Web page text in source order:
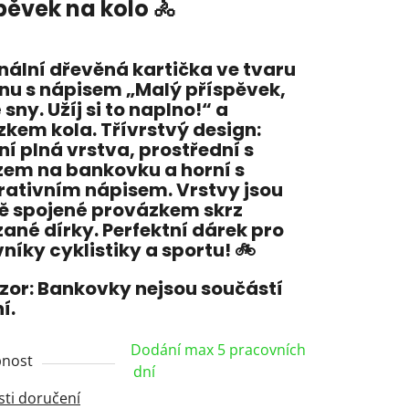
na kolo 🚴
dřevěná kartička ve tvaru
s nápisem „Malý příspěvek,
Užíj si to naplno!“ a
kola. Třívrstvý design:
plná vrstva, prostřední s
na bankovku a horní s
nápisem. Vrstvy jsou
spojené provázkem skrz
dírky. Perfektní dárek pro
cyklistiky a sportu! 🚲
Bankovky nejsou součástí
Dodání max 5 pracovních
dní
doručení